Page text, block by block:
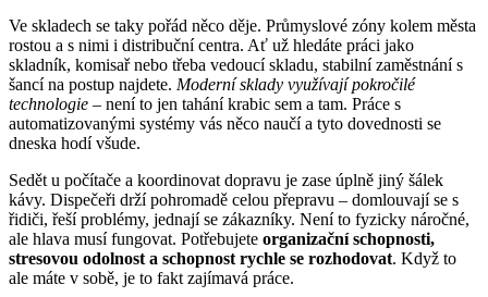
Ve skladech se taky pořád něco děje. Průmyslové zóny kolem města
rostou a s nimi i distribuční centra. Ať už hledáte práci jako
skladník, komisař nebo třeba vedoucí skladu, stabilní zaměstnání s
šancí na postup najdete. Moderní sklady využívají pokročilé
technologie – není to jen tahání krabic sem a tam. Práce s
automatizovanými systémy vás něco naučí a tyto dovednosti se
dneska hodí všude.
Sedět u počítače a koordinovat dopravu je zase úplně jiný šálek
kávy. Dispečeři drží pohromadě celou přepravu – domlouvají se s
řidiči, řeší problémy, jednají se zákazníky. Není to fyzicky náročné,
ale hlava musí fungovat. Potřebujete organizační schopnosti,
stresovou odolnost a schopnost rychle se rozhodovat. Když to
ale máte v sobě, je to fakt zajímavá práce.